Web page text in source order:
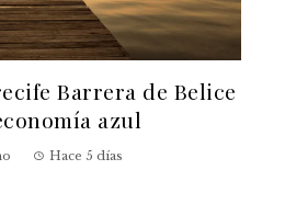
Barrera de Belice
azul
Hace 5 días